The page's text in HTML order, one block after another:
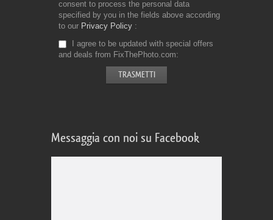
consent to process the personal data
specified by you in the fields above according
to our Privacy Policy
I agree to be updated with special offers
and deals from FixThePhoto.com
Messaggia con noi su Facebook